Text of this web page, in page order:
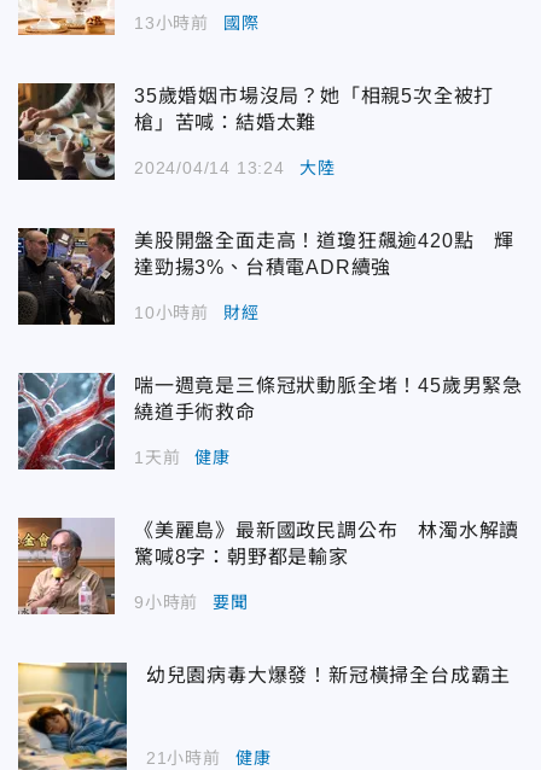
13小時前 國際
35歲婚姻市場沒局？她「相親5次全被打
槍」苦喊：結婚太難
2024/04/14 13:24 大陸
美股開盤全面走高！道瓊狂飆逾420點 輝
達勁揚3%、台積電ADR續強
10小時前 財經
喘一週竟是三條冠狀動脈全堵！45歲男緊急
繞道手術救命
1天前 健康
《美麗島》最新國政民調公布 林濁水解讀
驚喊8字：朝野都是輸家
9小時前 要聞
幼兒園病毒大爆發！新冠橫掃全台成霸主
21小時前 健康